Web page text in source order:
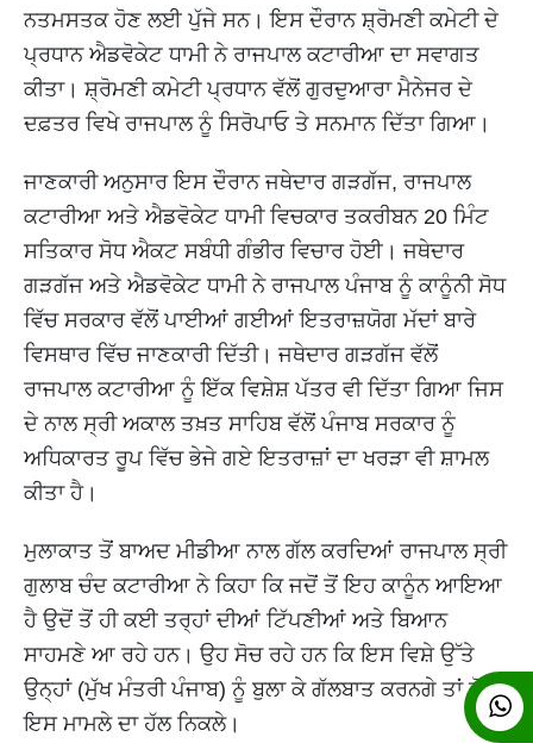
ਨਤਮਸਤਕ ਹੋਣ ਲਈ ਪੁੱਜੇ ਸਨ। ਇਸ ਦੌਰਾਨ ਸ਼੍ਰੋਮਣੀ ਕਮੇਟੀ ਦੇ
ਪ੍ਰਧਾਨ ਐਡਵੋਕੇਟ ਧਾਮੀ ਨੇ ਰਾਜਪਾਲ ਕਟਾਰੀਆ ਦਾ ਸਵਾਗਤ
ਕੀਤਾ। ਸ਼੍ਰੋਮਣੀ ਕਮੇਟੀ ਪ੍ਰਧਾਨ ਵੱਲੋਂ ਗੁਰਦੁਆਰਾ ਮੈਨੇਜਰ ਦੇ
ਦਫ਼ਤਰ ਵਿਖੇ ਰਾਜਪਾਲ ਨੂੰ ਸਿਰੋਪਾਓ ਤੇ ਸਨਮਾਨ ਦਿੱਤਾ ਗਿਆ।
ਜਾਣਕਾਰੀ ਅਨੁਸਾਰ ਇਸ ਦੌਰਾਨ ਜਥੇਦਾਰ ਗੜਗੱਜ, ਰਾਜਪਾਲ
ਕਟਾਰੀਆ ਅਤੇ ਐਡਵੋਕੇਟ ਧਾਮੀ ਵਿਚਕਾਰ ਤਕਰੀਬਨ 20 ਮਿੰਟ
ਸਤਿਕਾਰ ਸੋਧ ਐਕਟ ਸਬੰਧੀ ਗੰਭੀਰ ਵਿਚਾਰ ਹੋਈ। ਜਥੇਦਾਰ
ਗੜਗੱਜ ਅਤੇ ਐਡਵੋਕੇਟ ਧਾਮੀ ਨੇ ਰਾਜਪਾਲ ਪੰਜਾਬ ਨੂੰ ਕਾਨੂੰਨੀ ਸੋਧ
ਵਿੱਚ ਸਰਕਾਰ ਵੱਲੋਂ ਪਾਈਆਂ ਗਈਆਂ ਇਤਰਾਜ਼ਯੋਗ ਮੱਦਾਂ ਬਾਰੇ
ਵਿਸਥਾਰ ਵਿੱਚ ਜਾਣਕਾਰੀ ਦਿੱਤੀ। ਜਥੇਦਾਰ ਗੜਗੱਜ ਵੱਲੋਂ
ਰਾਜਪਾਲ ਕਟਾਰੀਆ ਨੂੰ ਇੱਕ ਵਿਸ਼ੇਸ਼ ਪੱਤਰ ਵੀ ਦਿੱਤਾ ਗਿਆ ਜਿਸ
ਦੇ ਨਾਲ ਸ੍ਰੀ ਅਕਾਲ ਤਖ਼ਤ ਸਾਹਿਬ ਵੱਲੋਂ ਪੰਜਾਬ ਸਰਕਾਰ ਨੂੰ
ਅਧਿਕਾਰਤ ਰੂਪ ਵਿੱਚ ਭੇਜੇ ਗਏ ਇਤਰਾਜ਼ਾਂ ਦਾ ਖਰੜਾ ਵੀ ਸ਼ਾਮਲ
ਕੀਤਾ ਹੈ।
ਮੁਲਾਕਾਤ ਤੋਂ ਬਾਅਦ ਮੀਡੀਆ ਨਾਲ ਗੱਲ ਕਰਦਿਆਂ ਰਾਜਪਾਲ ਸ੍ਰੀ
ਗੁਲਾਬ ਚੰਦ ਕਟਾਰੀਆ ਨੇ ਕਿਹਾ ਕਿ ਜਦੋਂ ਤੋਂ ਇਹ ਕਾਨੂੰਨ ਆਇਆ
ਹੈ ਉਦੋਂ ਤੋਂ ਹੀ ਕਈ ਤਰ੍ਹਾਂ ਦੀਆਂ ਟਿੱਪਣੀਆਂ ਅਤੇ ਬਿਆਨ
ਸਾਹਮਣੇ ਆ ਰਹੇ ਹਨ। ਉਹ ਸੋਚ ਰਹੇ ਹਨ ਕਿ ਇਸ ਵਿਸ਼ੇ ਉੱਤੇ
ਉਨ੍ਹਾਂ (ਮੁੱਖ ਮੰਤਰੀ ਪੰਜਾਬ) ਨੂੰ ਬੁਲਾ ਕੇ ਗੱਲਬਾਤ ਕਰਨਗੇ ਤਾਂ ਜੋ
ਇਸ ਮਾਮਲੇ ਦਾ ਹੱਲ ਨਿਕਲੇ।